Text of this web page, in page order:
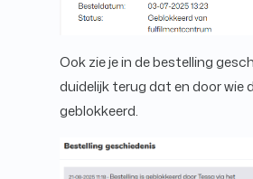
Ook zie je in de bestelling
duidelijk terug dat en door wie
geblokkeerd.